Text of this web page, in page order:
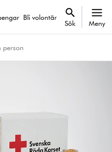
Bli volontär
Sök Meny
person